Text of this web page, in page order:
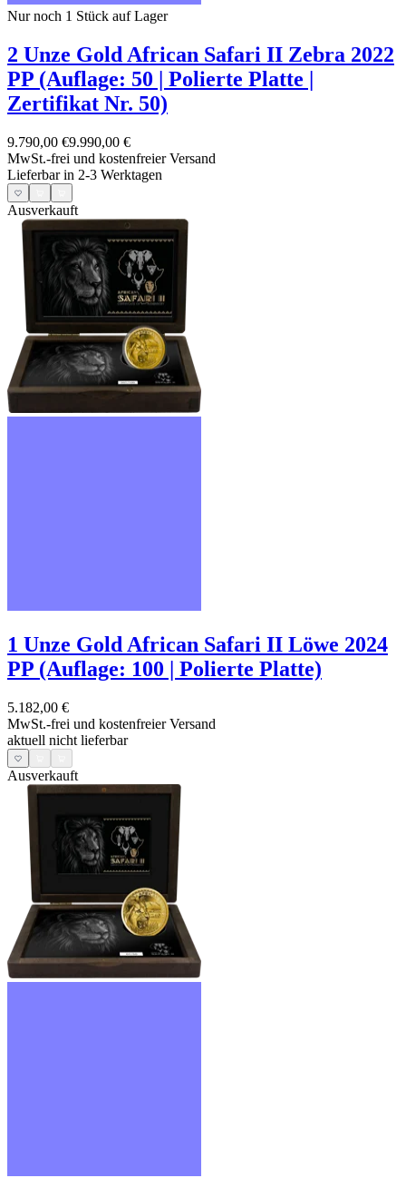
Nur noch 1 Stück auf Lager
2 Unze Gold African Safari II Zebra 2022
PP (Auflage: 50 | Polierte Platte |
Zertifikat Nr. 50)
9.790,00 €9.990,00 €
MwSt.-frei und kostenfreier Versand
Lieferbar in 2-3 Werktagen
Ausverkauft
1 Unze Gold African Safari II Löwe 2024
PP (Auflage: 100 | Polierte Platte)
5.182,00 €
MwSt.-frei und kostenfreier Versand
aktuell nicht lieferbar
Ausverkauft